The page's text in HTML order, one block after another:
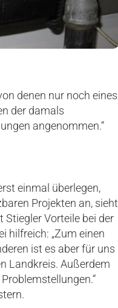
denen nur noch eines
der damals
angenommen.“
einmal überlegen,
Projekten an, sieht
Stiegler Vorteile bei der
hilfreich: „Zum einen
ist es aber für uns
Landkreis. Außerdem